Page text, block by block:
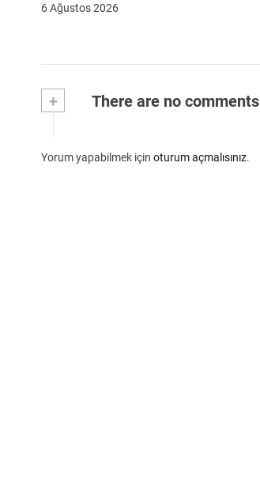
6 Ağustos 2026
+ There are no comments
Yorum yapabilmek için oturum açmalısınız.